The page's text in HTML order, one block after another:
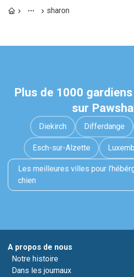
sharon
Plus de 1000
sur
Diekirch Differdange
Esch-sur-Alzette
Les meilleures villes pour
chien
A propos de nous
Notre histoire
Dans les journaux